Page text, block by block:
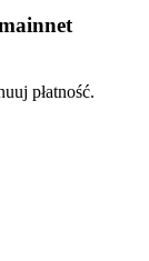
płatność.